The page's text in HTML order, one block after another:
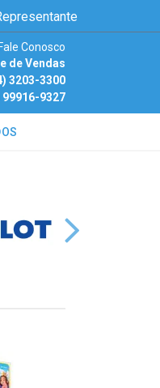
Fale Conosco
de Vendas
3203-3300
99916-9327